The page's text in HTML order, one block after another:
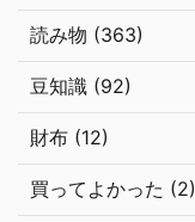
読み物 (363)
豆知識 (92)
財布 (12)
買ってよかった (2)